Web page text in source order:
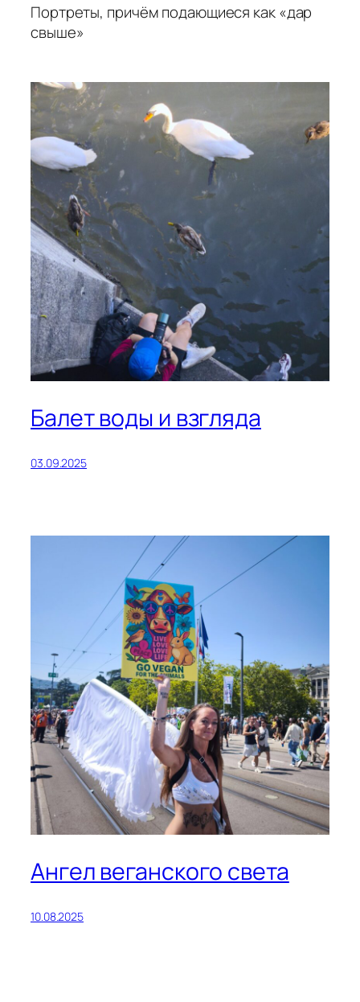
Портреты, причём подающиеся как «дар
свыше»
Балет воды и взгляда
03.09.2025
Ангел веганского света
10.08.2025